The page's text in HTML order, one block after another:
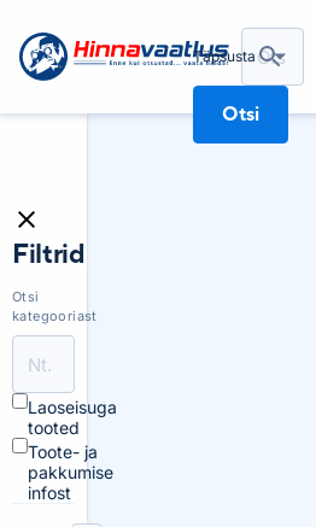
Täpsusta
Otsi
Filtrid
Otsi
kategooriast
Laoseisuga
tooted
Toote- ja
pakkumise
infost